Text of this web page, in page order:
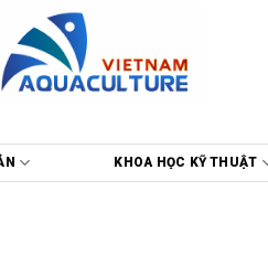
KHOA HỌC KỸ THUẬT